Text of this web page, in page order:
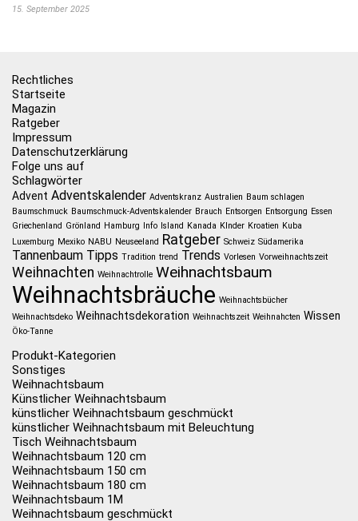
15. September 2025
Rechtliches
Startseite
Magazin
Ratgeber
Impressum
Datenschutzerklärung
Folge uns auf
Schlagwörter
Advent Adventskalender Adventskranz Australien Baum schlagen
Baumschmuck Baumschmuck-Adventskalender Brauch Entsorgen Entsorgung Essen
Griechenland Grönland Hamburg Info Island Kanada KInder Kroatien Kuba
Luxemburg Mexiko NABU Neuseeland Ratgeber Schweiz Südamerika
Tannenbaum Tipps Tradition trend Trends Vorlesen Vorweihnachtszeit
Weihnachten Weihnachtrolle Weihnachtsbaum
Weihnachtsbräuche Weihnachtsbücher
Weihnachtsdeko Weihnachtsdekoration Weihnachtszeit Weihnahcten Wissen
Öko-Tanne
Produkt-Kategorien
Sonstiges
Weihnachtsbaum
Künstlicher Weihnachtsbaum
künstlicher Weihnachtsbaum geschmückt
künstlicher Weihnachtsbaum mit Beleuchtung
Tisch Weihnachtsbaum
Weihnachtsbaum 120 cm
Weihnachtsbaum 150 cm
Weihnachtsbaum 180 cm
Weihnachtsbaum 1M
Weihnachtsbaum geschmückt